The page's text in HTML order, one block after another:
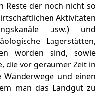
Reste der noch nicht so
Aktivitäten
usw.) und
Lagerstätten,
worden sind, sowie
die vor geraumer Zeit in
und einen
man das Landgut zu